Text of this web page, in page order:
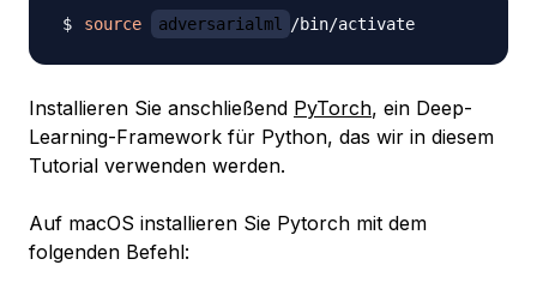
source adversarialml
Installieren Sie anschließend PyTorch, ein Deep-
Learning-Framework für Python, das wir in diesem
Tutorial verwenden werden.
Auf macOS installieren Sie Pytorch mit dem
folgenden Befehl: